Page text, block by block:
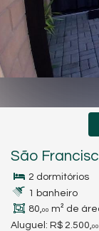
São
2 dormitórios
1 banheiro
80,00 m² de
Aluguel: R$ 2.500,00